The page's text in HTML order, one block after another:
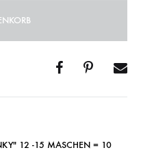
12 -15 MASCHEN = 10